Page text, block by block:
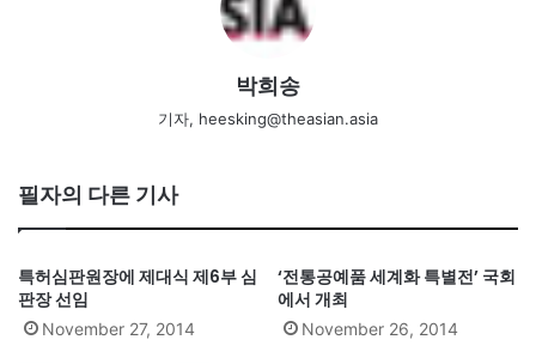
박희송
기자, heesking@theasian.asia
필자의 다른 기사
특허심판원장에 제대식 제6부 심
판장 선임
November 27, 2014
‘전통공예품 세계화 특별전’ 국회
에서 개최
November 26, 2014